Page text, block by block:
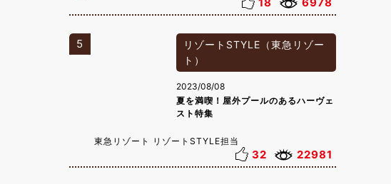
18 6978
5
リゾートSTYLE（東急リゾー
ト）
2023/08/08
夏を満喫！屋外プールのあるハーヴェ
スト特集
東急リゾート リゾートSTYLE担当
32 22981